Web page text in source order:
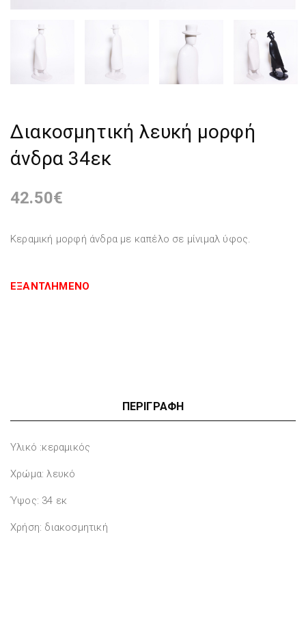
Διακοσμητική λευκή μορφή
άνδρα 34εκ
42.50€
Κεραμική μορφή άνδρα με καπέλο σε μίνιμαλ ύφος.
ΕΞΑΝΤΛΗΜΈΝΟ
ΠΕΡΙΓΡΑΦΉ
Υλικό :κεραμικός
Χρώμα: λευκό
Ύψος: 34 εκ
Χρήση: διακοσμητική